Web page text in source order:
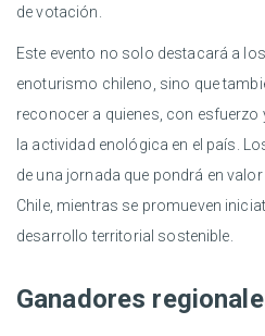
de votación.
Este evento no solo destacará a
enoturismo chileno, sino que
reconocer a quienes, con
la actividad enológica en el país.
de una jornada que pondrá en
Chile, mientras se promueven
desarrollo territorial sostenible.
Ganadores